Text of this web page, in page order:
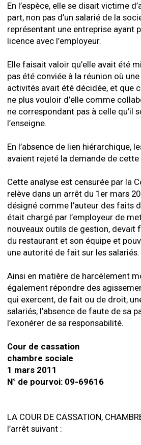
En l’espèce, elle se disait victime
part, non pas d’un salarié de la
représentant une entreprise ayant
licence avec l’employeur.
Elle faisait valoir qu’elle avait été
pas été conviée à la réunion où
activités avait été décidée, et que
ne plus vouloir d’elle comme
ne correspondant pas à celle qu’il
l’enseigne.
En l’absence de lien hiérarchique,
avaient rejeté la demande de cette
Cette analyse est censurée par la
relève dans un arrêt du 1er mars
désigné comme l’auteur des faits
était chargé par l’employeur de
nouveaux outils de gestion, devait
du restaurant et son équipe et
une autorité de fait sur les salariés.
Ainsi en matière de harcèlement
également répondre des
qui exercent, de fait ou de droit,
salariés, l’absence de faute de sa
l’exonérer de sa responsabilité.
Cour de cassation
chambre sociale
1 mars 2011
N° de pourvoi: 09-69616
LA COUR DE CASSATION,
l’arrêt suivant :